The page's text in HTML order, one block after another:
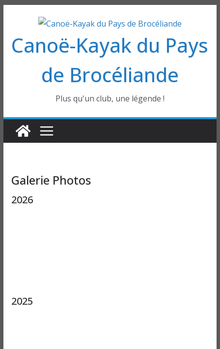
contenu
Canoë-Kayak du Pays
de Brocéliande
Plus qu'un club, une légende !
Galerie Photos
2026
2025